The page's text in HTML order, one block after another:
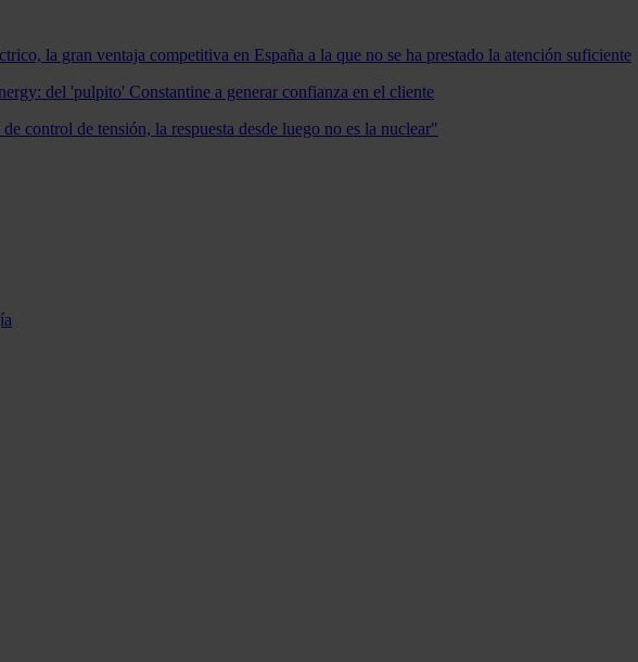
la gran ventaja competitiva en España a la que no se ha prestado la atención suficiente
del 'pulpito' Constantine a generar confianza en el cliente
control de tensión, la respuesta desde luego no es la nuclear"